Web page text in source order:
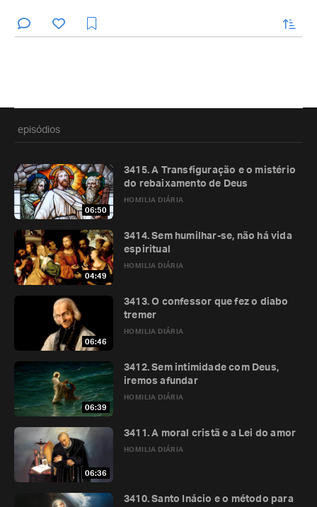
enviar
episódios
06:50
HOMILIA DIÁRIA
3415. A Transfiguração e o mistério
do rebaixamento de Deus
04:49
HOMILIA DIÁRIA
3414. Sem humilhar-se, não há vida
espiritual
06:46
HOMILIA DIÁRIA
3413. O confessor que fez o diabo
tremer
06:39
HOMILIA DIÁRIA
3412. Sem intimidade com Deus,
iremos afundar
06:36
HOMILIA DIÁRIA
3411. A moral cristã e a Lei do amor
3410. Santo Inácio e o método para